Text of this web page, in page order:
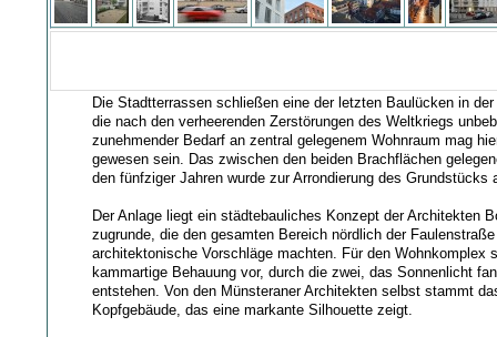
Die Stadtterrassen schließen eine der letzten Baulücken in
die nach den verheerenden Zerstörungen des Weltkriegs
zunehmender Bedarf an zentral gelegenem Wohnraum mag
gewesen sein. Das zwischen den beiden Brachflächen
den fünfziger Jahren wurde zur Arrondierung des Grundstücks
Der Anlage liegt ein städtebauliches Konzept der Architekten
zugrunde, die den gesamten Bereich nördlich der
architektonische Vorschläge machten. Für den Wohnkomplex
kammartige Behauung vor, durch die zwei, das Sonnenlicht
entstehen. Von den Münsteraner Architekten selbst stammt
Kopfgebäude, das eine markante Silhouette zeigt.